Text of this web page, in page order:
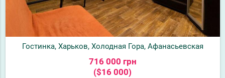
Гостинка, Харьков, Холодная Гора, Афанасьевская
716 000 грн
($16 000)